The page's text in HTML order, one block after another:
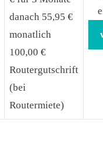
danach 55,95 €
monatlich
100,00 €
Routergutschrift
(bei
Routermiete)